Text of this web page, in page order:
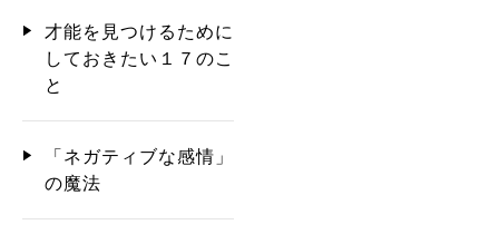
才能を見つけるために
しておきたい１７のこ
と
「ネガティブな感情」
の魔法